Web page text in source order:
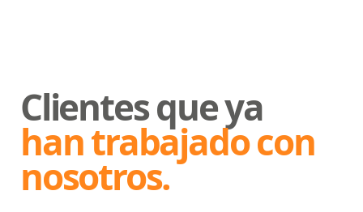
Clientes que ya
han trabajado con
nosotros.